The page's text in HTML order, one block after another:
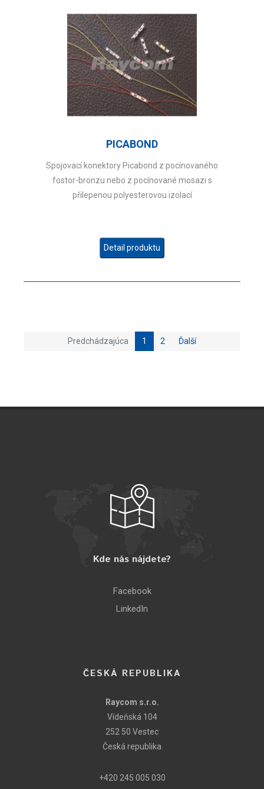
PICABOND
Spojovací konektory Picabond z pocínovaného
fostor-bronzu nebo z pocínované mosazi s
přilepenou polyesterovou izolací
Detail produktu
Predchádzajúca 1 2 Ďalší
Kde nás nájdete?
Facebook
LinkedIn
ČESKÁ REPUBLIKA
Raycom s.r.o.
Vídeňská 104
252 50 Vestec
Česká republika
+420 245 005 030